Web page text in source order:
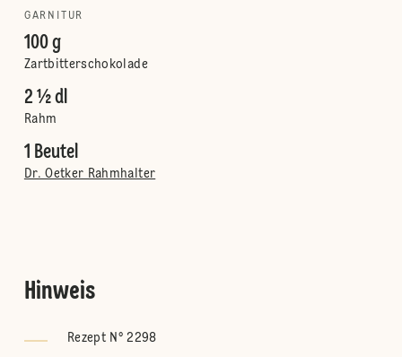
GARNITUR
100 g
Zartbitterschokolade
2 ½ dl
Rahm
1 Beutel
Dr. Oetker Rahmhalter
Hinweis
Rezept N° 2298